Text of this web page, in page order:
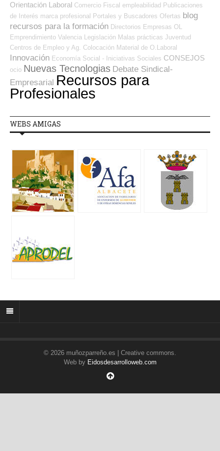
Orientación Laboral Comercio Fiscal empleabilidad Publicaciones
de Interés marca profesional Portales y Buscadores Ofertas blog
recursos para la formación Directorios Empresas OL
Emprendimiento Valencia Legislación Malas prácticas Juventud
Centros de Empleo y Ag. Colocación Material de O.Laboral
Innovación Economía Social - Iniciativas Sociales CONSEJOS
ocio Nuevas Tecnologias Debate Sindical-
Empresarial Recursos para
Profesionales
WEBS AMIGAS
© 2026 muñozparreño.es | Creative commons.
Web by Eidosdesarrolloweb.com